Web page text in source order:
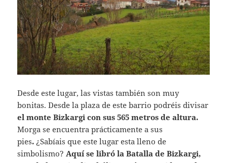
Desde este lugar, las vistas también son muy
bonitas. Desde la plaza de este barrio podréis divisar
el monte Bizkargi con sus 565 metros de altura.
Morga se encuentra prácticamente a sus
pies. ¿Sabíais que este lugar esta lleno de
simbolismo?Aquí se libró la Batalla de Bizkargi,